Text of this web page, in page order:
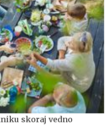
skoraj vedno